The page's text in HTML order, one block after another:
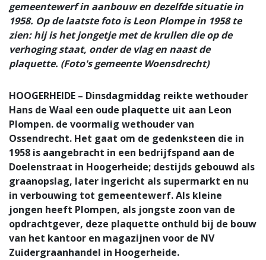
gemeentewerf in aanbouw en dezelfde situatie in
1958. Op de laatste foto is Leon Plompe in 1958 te
zien: hij is het jongetje met de krullen die op de
verhoging staat, onder de vlag en naast de
plaquette. (Foto's gemeente Woensdrecht)
HOOGERHEIDE – Dinsdagmiddag reikte wethouder
Hans de Waal een oude plaquette uit aan Leon
Plompen. de voormalig wethouder van
Ossendrecht. Het gaat om de gedenksteen die in
1958 is aangebracht in een bedrijfspand aan de
Doelenstraat in Hoogerheide; destijds gebouwd als
graanopslag, later ingericht als supermarkt en nu
in verbouwing tot gemeentewerf. Als kleine
jongen heeft Plompen, als jongste zoon van de
opdrachtgever, deze plaquette onthuld bij de bouw
van het kantoor en magazijnen voor de NV
Zuidergraanhandel in Hoogerheide.